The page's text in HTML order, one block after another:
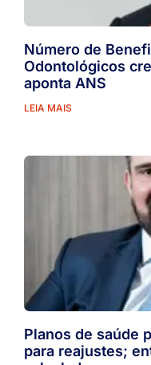
Número de
Odontológicos
aponta ANS
LEIA MAIS
Planos de saúde
para reajustes;